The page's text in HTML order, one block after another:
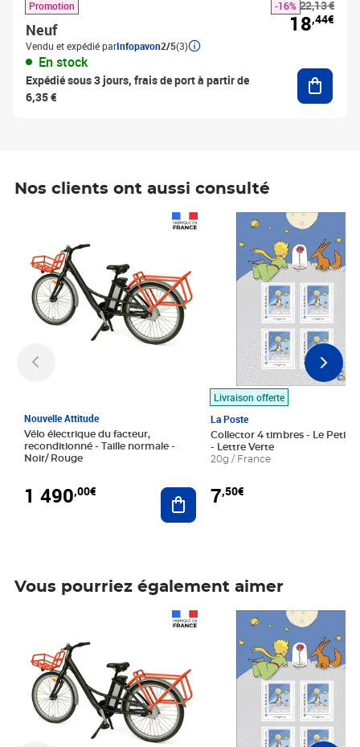
Promotion
Neuf
Vendu et expédié parInfopavon2/5(3)
En stock
Expédié sous 3 jours, frais de port à partir de
6,35 €
22,13 €
-16%
18,44€
Nos clients ont aussi consulté
Nouvelle Attitude
Vélo électrique du facteur,
reconditionné - Taille normale -
Noir/ Rouge
1 490,00€ Ajouter au panier
Livraison offerte
La Poste
Collector 4 timbres - Le Petit
- Lettre Verte
20g / France
7,50€
Prix 7,50€
Vous pourriez également aimer
Prix 7,50€